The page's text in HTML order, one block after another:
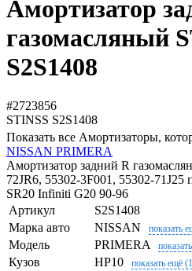
Амортизатор
газомасляный
S2S1408
#2723856
STINSS S2S1408
Показать все Амортизаторы,
NISSAN PRIMERA
Амортизатор задний R
72JR6, 55302-3F001, 55302-71J25
SR20 Infiniti G20 90-96
Артикул
S2S1408
Марка авто
NISSAN показать
Модель PRIMERA
Кузов HP10 показать ещё